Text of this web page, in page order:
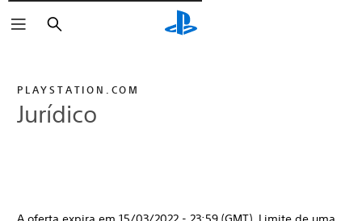
Pesquisar
PLAYSTATION.COM
Jurídico